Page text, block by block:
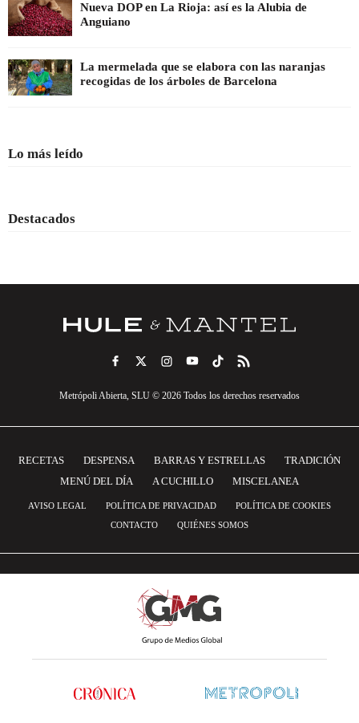
Nueva DOP en La Rioja: así es la Alubia de
Anguiano
La mermelada que se elabora con las naranjas
recogidas de los árboles de Barcelona
Lo más leído
Destacados
Metrópoli Abierta, SLU © 2026 Todos los derechos reservados
RECETAS DESPENSA BARRAS Y ESTRELLAS
TRADICIÓN
MENÚ DEL DÍA
A CUCHILLO MISCELANEA
AVISO LEGAL POLÍTICA DE PRIVACIDAD
POLÍTICA DE COOKIES
CONTACTO
QUIÉNES SOMOS